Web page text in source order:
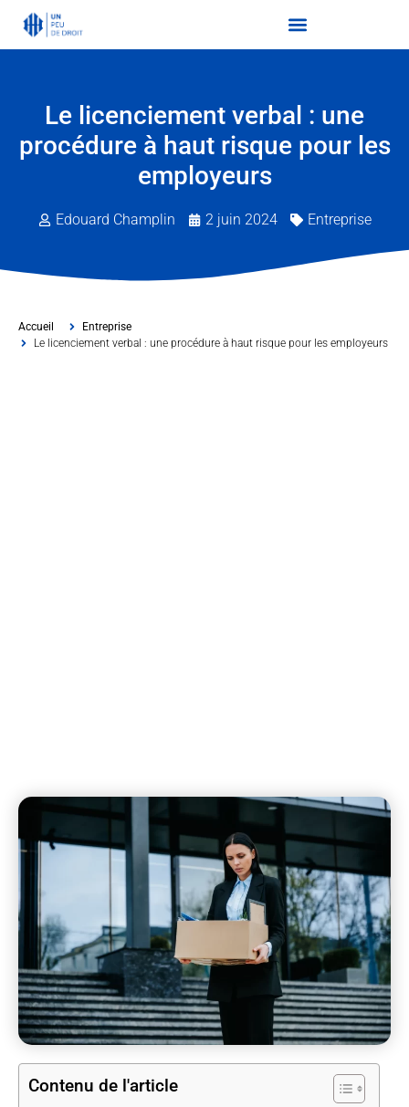
Le licenciement verbal : une
procédure à haut risque pour les
employeurs
Edouard Champlin 2 juin 2024 Entreprise
Accueil
Entreprise
Le licenciement verbal : une procédure à haut risque pour les employeurs
Contenu de l'article